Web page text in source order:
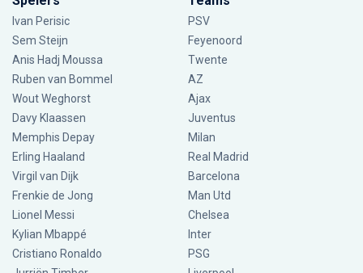
Ivan Perisic
Sem Steijn
Anis Hadj Moussa
Ruben van Bommel
Wout Weghorst
Davy Klaassen
Memphis Depay
Erling Haaland
Virgil van Dijk
Frenkie de Jong
Lionel Messi
Kylian Mbappé
Cristiano Ronaldo
PSV
Feyenoord
Twente
AZ
Ajax
Juventus
Milan
Real Madrid
Barcelona
Man Utd
Chelsea
Inter
PSG